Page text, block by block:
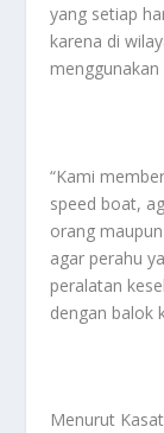
yang setiap
karena di
“Kami
speed boat,
orang
agar perahu
peralatan
dengan balok
Menurut